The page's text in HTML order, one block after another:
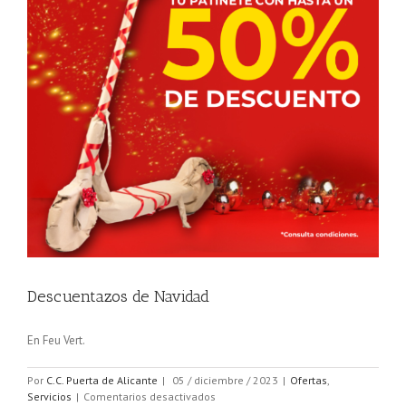
Descuentazos de Navidad
En Feu Vert.
Por C.C. Puerta de Alicante | 05 / diciembre / 2023 | Ofertas,
Servicios | Comentarios desactivados